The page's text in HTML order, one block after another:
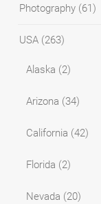
Photography (61)
USA (263)
Alaska (2)
Arizona (34)
California (42)
Florida (2)
Nevada (20)